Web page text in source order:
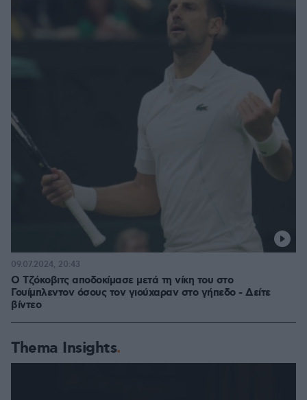
Ο Τζόκοβιτς αποδοκίμασε μετά τη νίκη του στο
Γουίμπλεντον όσους τον γιούχαραν στο γήπεδο - Δείτε
βίντεο
09.07.2024, 20:43
Thema Insights